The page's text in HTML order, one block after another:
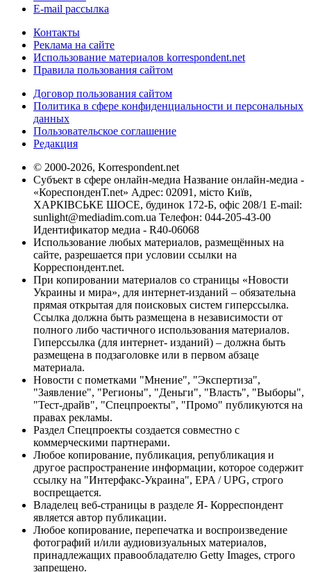
E-mail рассылка
Контакты
Реклама на сайте
Использование материалов korrespondent.net
Правила пользования сайтом
Договор пользования сайтом
Политика в сфере конфиденциальности и персональных
данных
Пользовательское соглашение
Редакция
© 2000-2026, Korrespondent.net
Субъект в сфере онлайн-медиа Название онлайн-медиа -
«КореспонденТ.net» Адрес: 02091, місто Київ,
ХАРКІВСЬКЕ ШОСЕ, будинок 172-Б, офіс 208/1 E-mail:
sunlight@mediadim.com.ua Телефон: 044-205-43-00
Идентификатор медиа - R40-06068
Использование любых материалов, размещённых на
сайте, разрешается при условии ссылки на
Корреспондент.net.
При копировании материалов со страницы «Новости
Украины и мира», для интернет-изданий – обязательна
прямая открытая для поисковых систем гиперссылка.
Ссылка должна быть размещена в независимости от
полного либо частичного использования материалов.
Гиперссылка (для интернет- изданий) – должна быть
размещена в подзаголовке или в первом абзаце
материала.
Новости с пометками "Мнение", "Экспертиза",
"Заявление", "Регионы", "Деньги", "Власть", "Выборы",
"Тест-драйв", "Спецпроекты", "Промо" публикуются на
правах рекламы.
Раздел Спецпроекты создается совместно с
коммерческими партнерами.
Любое копирование, публикация, републикация и
другое распространение информации, которое содержит
ссылку на "Интерфакс-Украина", EPA / UPG, строго
воспрещается.
Владелец веб-страницы в разделе Я- Корреспондент
является автор публикации.
Любое копирование, перепечатка и воспроизведение
фотографий и/или аудиовизуальных материалов,
принадлежащих правообладателю Getty Images, строго
запрещено.